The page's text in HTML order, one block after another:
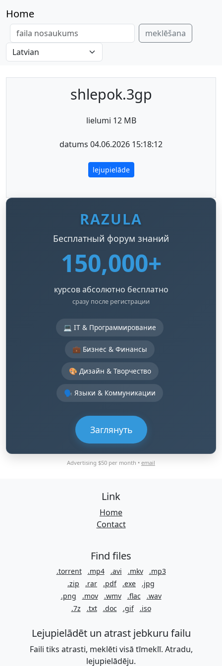
Home
meklēšana
shlepok.3gp
lielumi 12 MB
datums 04.06.2026 15:18:12
lejupielāde
RAZULA
Бесплатный форум знаний
150,000+
курсов абсолютно бесплатно
сразу после регистрации
💻 IT & Программирование
💼 Бизнес & Финансы
🎨 Дизайн & Творчество
🗣️ Языки & Коммуникации
Заглянуть
Advertising $50 per month • email
Link
Home
Contact
Find files
.torrent .mp4 .avi .mkv
.mp3
.zip
.rar .pdf .exe
.jpg
.png
.mov .wmv .flac
.wav
.7z
.txt .doc .gif .iso
Lejupielādēt un atrast jebkuru failu
Faili tiks atrasti, meklēti visā tīmeklī. Atradu,
lejupielādēju.